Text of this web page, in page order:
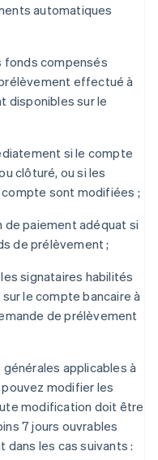
automatiques
fonds compensés
effectué à
disponibles sur le
si le compte
clôturé, ou si les
sont modifiées ;
de paiement adéquat si
de prélèvement ;
signataires habilités
le compte bancaire à
de prélèvement
applicables à
modifier les
modification doit être
7 jours ouvrables
dans les cas suivants :